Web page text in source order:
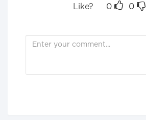
Like? 0 0